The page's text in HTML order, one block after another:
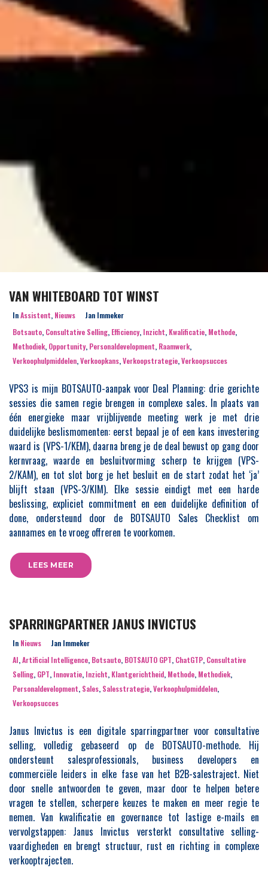
VAN WHITEBOARD TOT WINST
InAssistent, Nieuws
Jan Immeker
Botsauto, Consultative Selling, Efficiency, Inzicht, Kwalificatie, Methode,
Methodiek, Opportunity, Personaldevelopment, Raamwerk,
Verkoophulpmiddelen,Verkoopkans,Verkoopstrategie,Verkoopsucces
VPS3 is mijn BOTSAUTO-aanpak voor Deal Planning: drie gerichte
sessies die samen regie brengen in complexe sales. In plaats van
één energieke maar vrijblijvende meeting werk je met drie
duidelijke beslismomenten: eerst bepaal je of een kans investering
waard is (VPS-1/KEM), daarna breng je de deal bewust op gang door
kernvraag, waarde en besluitvorming scherp te krijgen (VPS-
2/KAM), en tot slot borg je het besluit en de start zodat het ‘ja’
blijft staan (VPS-3/KIM). Elke sessie eindigt met een harde
beslissing, expliciet commitment en een duidelijke definition of
done, ondersteund door de BOTSAUTO Sales Checklist om
aannames en te vroeg offreren te voorkomen.
LEES MEER
SPARRINGPARTNER JANUS INVICTUS
In Nieuws
Jan Immeker
AI,Artificial Intelligence, Botsauto, BOTSAUTO GPT, ChatGTP, Consultative
Selling, GPT, Innovatie, Inzicht, Klantgerichtheid, Methode, Methodiek,
Personaldevelopment, Sales, Salesstrategie,Verkoophulpmiddelen,
Verkoopsucces
Janus Invictus is een digitale sparringpartner voor consultative
selling, volledig gebaseerd op de BOTSAUTO-methode. Hij
ondersteunt salesprofessionals, business developers en
commerciële leiders in elke fase van het B2B-salestraject. Niet
door snelle antwoorden te geven, maar door te helpen betere
vragen te stellen, scherpere keuzes te maken en meer regie te
nemen. Van kwalificatie en governance tot lastige e-mails en
vervolgstappen: Janus Invictus versterkt consultative selling-
vaardigheden en brengt structuur, rust en richting in complexe
verkooptrajecten.